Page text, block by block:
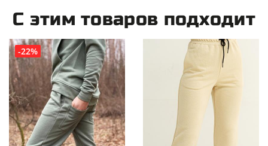
С этим товаров подходит
-22%